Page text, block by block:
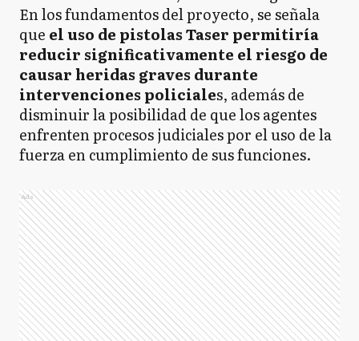
En los fundamentos del proyecto, se señala
que el uso de pistolas Taser permitiría
reducir significativamente el riesgo de
causar heridas graves durante
intervenciones policiales, además de
disminuir la posibilidad de que los agentes
enfrenten procesos judiciales por el uso de la
fuerza en cumplimiento de sus funciones.
Ads